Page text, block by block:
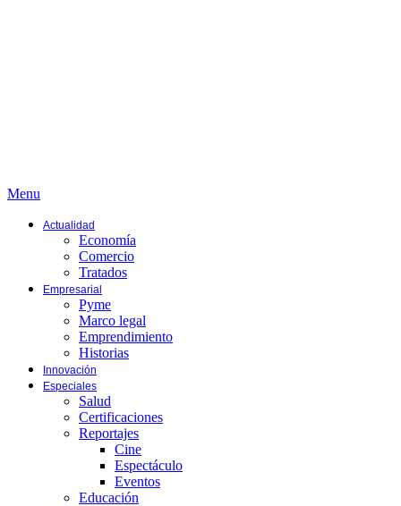
Menu
Actualidad
Economía
Comercio
Tratados
Empresarial
Pyme
Marco legal
Emprendimiento
Historias
Innovación
Especiales
Salud
Certificaciones
Reportajes
Cine
Espectáculo
Eventos
Educación